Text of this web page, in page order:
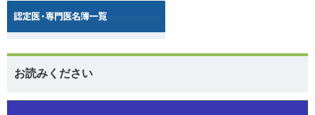
お読みください